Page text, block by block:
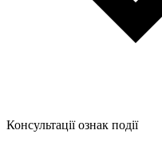
Консультації ознак події